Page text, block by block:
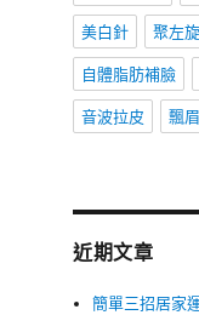
美白針 聚左
自體脂肪補臉
音波拉皮 飄眉
近期文章
簡單三招居家